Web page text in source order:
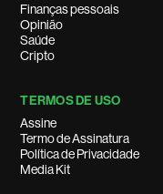
Finanças pessoais
Opinião
Saúde
Cripto
TERMOS DE USO
Assine
Termo de Assinatura
Política de Privacidade
Media Kit